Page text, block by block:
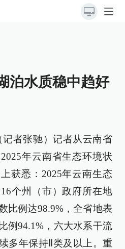
泊水质稳中趋好
者张驰）记者从云南省
年云南省生态环境状
获悉：2025年云南生态
个州（市）政府所在地
比例达98.9%，全省地表
例94.1%，六大水系干流
多年保持Ⅱ类及以上。重